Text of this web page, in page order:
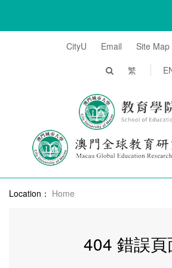
CityU Email Site Map
繁
Location： Home
404 錯誤頁